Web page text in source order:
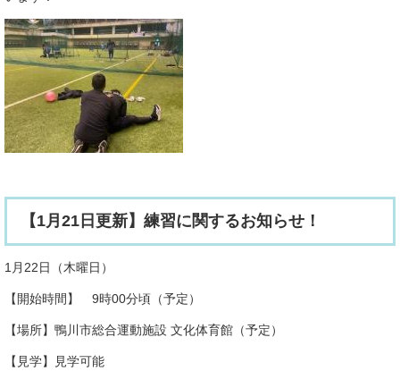
【1月21日更新】練習に関するお知らせ！
1月22日（木曜日）
【開始時間】 9時00分頃（予定）
【場所】鴨川市総合運動施設 文化体育館（予定）
【見学】見学可能